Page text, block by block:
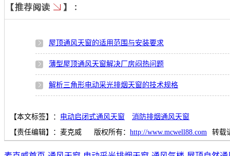
屋顶通风天窗的适用范围与安装要求
薄型屋顶通风天窗解决厂房闷热问题
解析三角形电动采光排烟天窗的技术规格
【本文标签】： 电动启闭式通风天窗
消防排烟通风天窗
【责任编辑】： 麦克威 版权所有： http://www.mcwell88.com 转载